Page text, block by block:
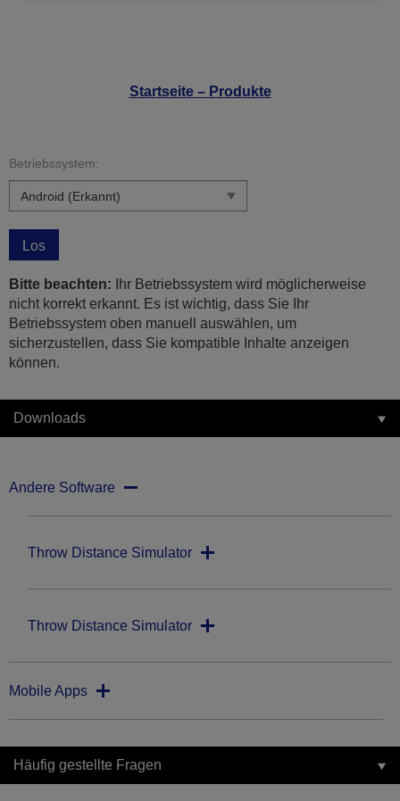
Startseite – Produkte
Betriebssystem:
Los
Bitte beachten: Ihr Betriebssystem wird möglicherweise
nicht korrekt erkannt. Es ist wichtig, dass Sie Ihr
Betriebssystem oben manuell auswählen, um
sicherzustellen, dass Sie kompatible Inhalte anzeigen
können.
Downloads
Andere Software
Throw Distance Simulator
Throw Distance Simulator
Mobile Apps
Häufig gestellte Fragen